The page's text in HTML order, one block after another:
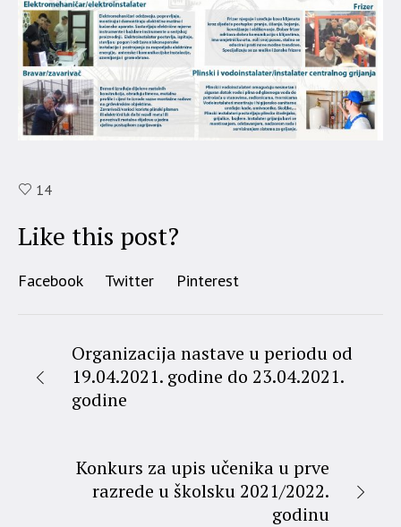
14
Like this post?
Facebook Twitter Pinterest
Organizacija nastave u periodu od
19.04.2021. godine do 23.04.2021.
godine
Konkurs za upis učenika u prve
razrede u školsku 2021/2022.
godinu